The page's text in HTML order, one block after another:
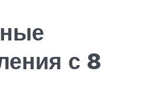
с 8